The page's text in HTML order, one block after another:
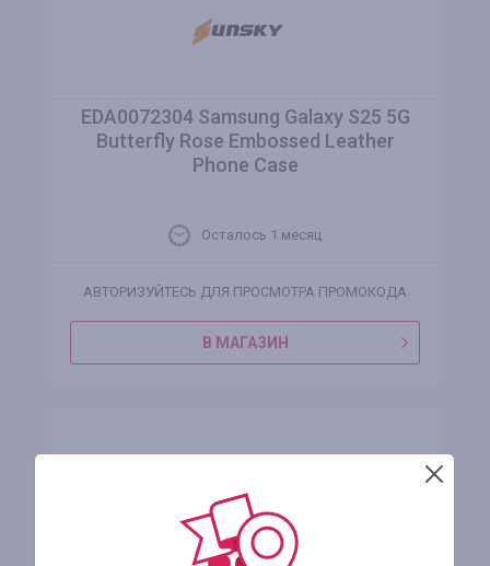
EDA0072304 Samsung Galaxy S25 5G
Butterfly Rose Embossed Leather
Phone Case
Осталось 1 месяц
АВТОРИЗУЙТЕСЬ ДЛЯ ПРОСМОТРА ПРОМОКОДА
В МАГАЗИН